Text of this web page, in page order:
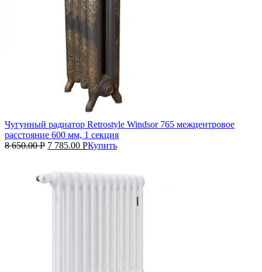
Чугунный радиатор Retrostyle Windsor 765 межцентровое
расстояние 600 мм, 1 секция
8 650.00Р 7 785.00 РКупить